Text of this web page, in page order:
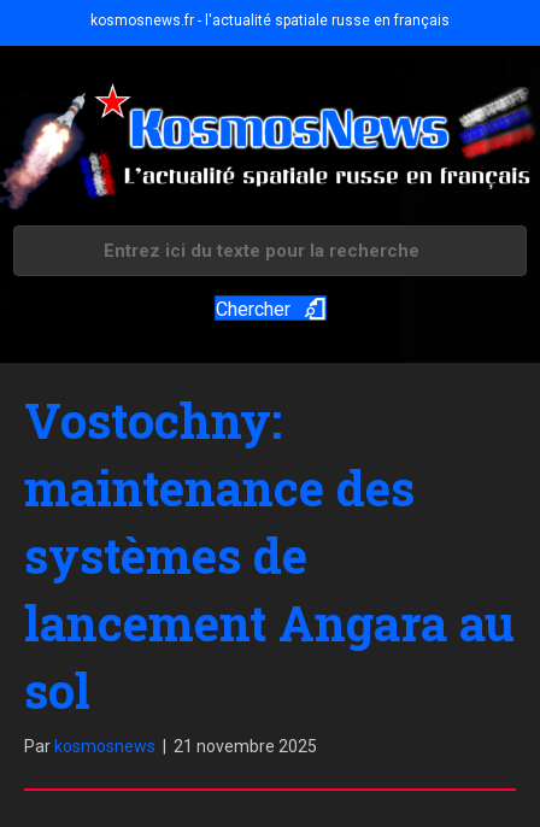
kosmosnews.fr - l'actualité spatiale russe en français
Chercher
Vostochny:
maintenance des
systèmes de
lancement Angara au
sol
Par kosmosnews 21 novembre 2025